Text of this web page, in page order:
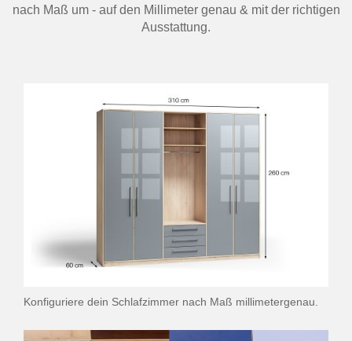
nach Maß um - auf den Millimeter genau & mit der richtigen
Ausstattung.
Konfiguriere dein Schlafzimmer nach Maß millimetergenau.